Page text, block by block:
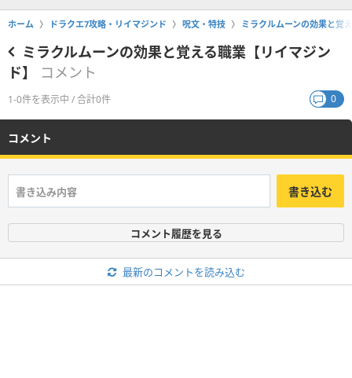
ホーム ドラクエ7攻略・リイマジンド 呪文・特技 ミラクルムーンの効果と覚
ミラクルムーンの効果と覚える職業【リイマジン
ド】
コメント
1-0件を表示中 / 合計0件 0
コメント
書き込む
コメント履歴を見る
最新のコメントを読み込む